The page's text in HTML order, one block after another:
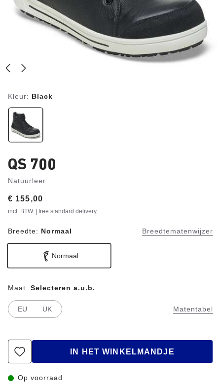
Kleur: Black
QS 700
Natuurleer
Price:
€ 155,00
incl. BTW | free standard delivery
Breedte: Normaal Breedtematenwijzer
Normaal
Matentabel
Maat: Selecteren a.u.b.
EU UK
IN HET WINKELMANDJE
Op voorraad